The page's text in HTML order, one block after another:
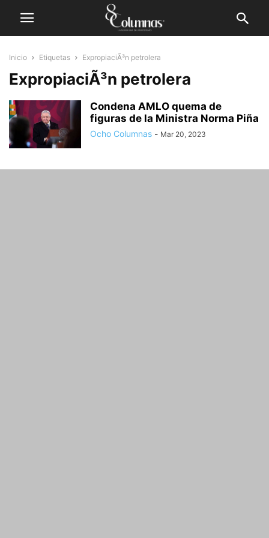
Inicio Etiquetas ExpropiaciÃ³n petrolera
ExpropiaciÃ³n petrolera
Condena AMLO quema de
figuras de la Ministra Norma Piña
Ocho Columnas - Mar 20, 2023